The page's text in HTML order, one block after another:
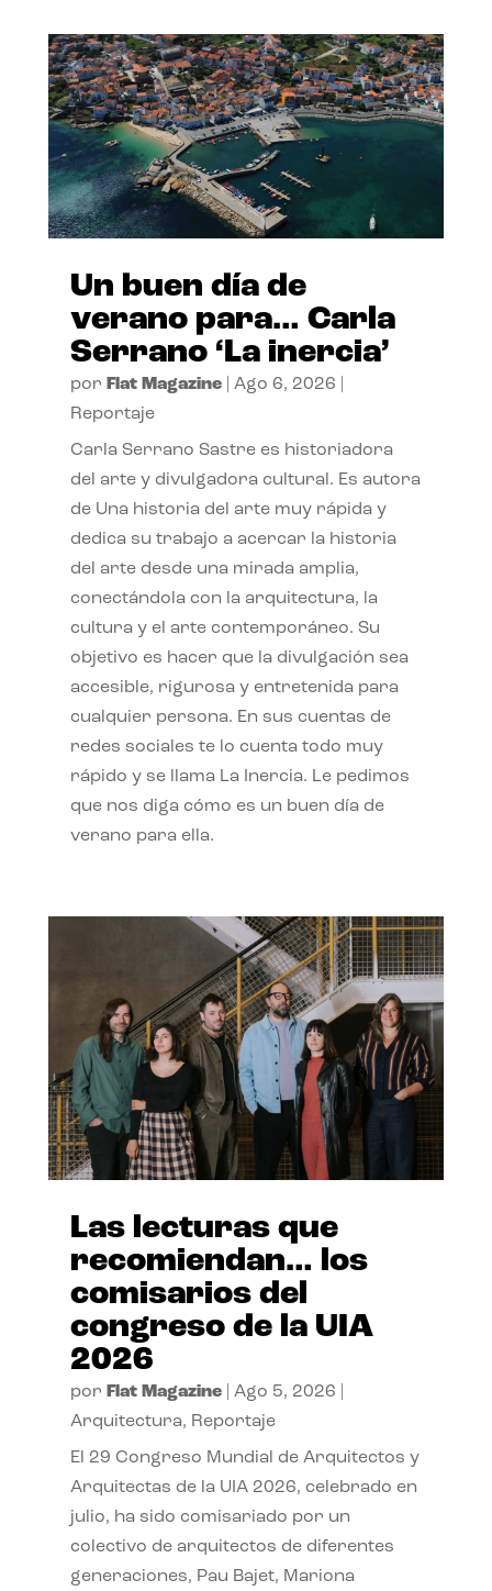
Un buen día de
verano para… Carla
Serrano ‘La inercia’
por Flat Magazine| Ago 6, 2026
Reportaje
Carla Serrano Sastre es historiadora
del arte y divulgadora cultural. Es autora
de Una historia del arte muy rápida y
dedica su trabajo a acercar la historia
del arte desde una mirada amplia,
conectándola con la arquitectura, la
cultura y el arte contemporáneo. Su
objetivo es hacer que la divulgación sea
accesible, rigurosa y entretenida para
cualquier persona. En sus cuentas de
redes sociales te lo cuenta todo muy
rápido y se llama La Inercia. Le pedimos
que nos diga cómo es un buen día de
verano para ella.
Las lecturas que
recomiendan… los
comisarios del
congreso de la UIA
2026
por Flat Magazine| Ago 5, 2026
Arquitectura, Reportaje
El 29 Congreso Mundial de Arquitectos y
Arquitectas de la UIA 2026, celebrado en
julio, ha sido comisariado por un
colectivo de arquitectos de diferentes
generaciones, Pau Bajet, Mariona